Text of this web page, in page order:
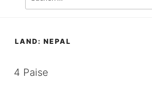
LAND: NEPAL
4 Paise